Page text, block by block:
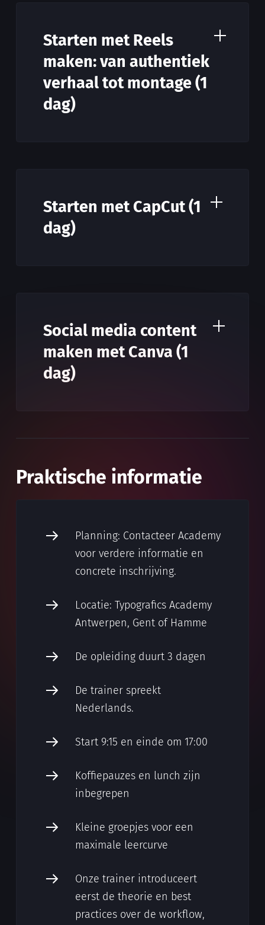
Starten met Reels
maken: van authentiek
verhaal tot montage (1
dag)
Starten met CapCut (1
dag)
Social media content
maken met Canva (1
dag)
Praktische informatie
Planning: Contacteer Academy
voor verdere informatie en
concrete inschrijving.
Locatie: Typografics Academy
Antwerpen, Gent of Hamme
De opleiding duurt 3 dagen
De trainer spreekt
Nederlands.
Start 9:15 en einde om 17:00
Koffiepauzes en lunch zijn
inbegrepen
Kleine groepjes voor een
maximale leercurve
Onze trainer introduceert
eerst de theorie en best
practices over de workflow,